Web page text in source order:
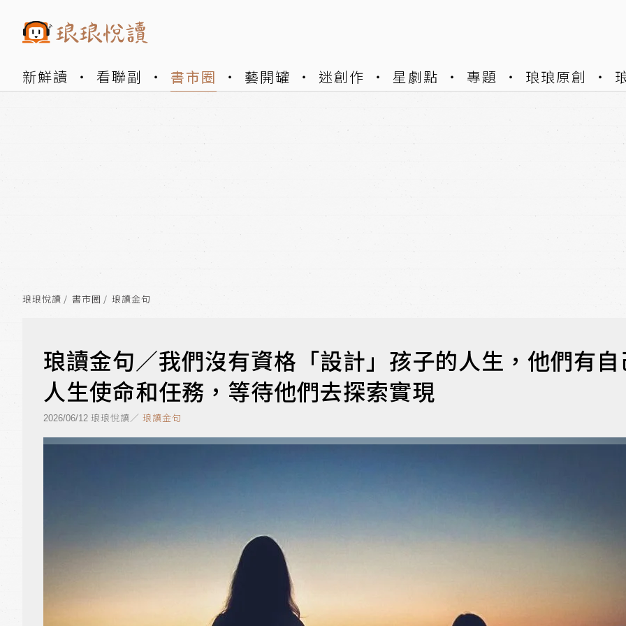
新鮮讀 看聯副 書市圈 藝開罐 迷創作 星劇點 專題 琅琅原創
琅琅悅讀 書市圈 琅讀金句
琅讀金句／我們沒有資格「設計」孩子的人生，他們有
人生使命和任務，等待他們去探索實現
2026/06/12 琅琅悅讀／ 琅讀金句